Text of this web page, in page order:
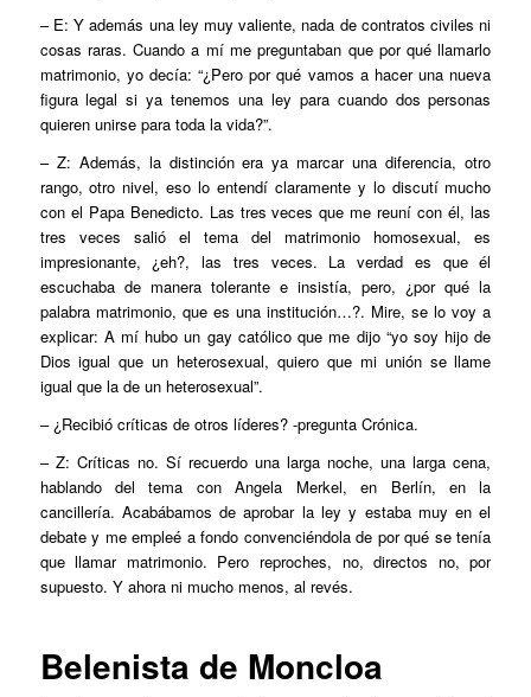
– E: Y además una ley muy valiente, nada de contratos civiles ni
cosas raras. Cuando a mí me preguntaban que por qué llamarlo
matrimonio, yo decía: “¿Pero por qué vamos a hacer una nueva
figura legal si ya tenemos una ley para cuando dos personas
quieren unirse para toda la vida?”.
– Z: Además, la distinción era ya marcar una diferencia, otro
rango, otro nivel, eso lo entendí claramente y lo discutí mucho
con el Papa Benedicto. Las tres veces que me reuní con él, las
tres veces salió el tema del matrimonio homosexual, es
impresionante, ¿eh?, las tres veces. La verdad es que él
escuchaba de manera tolerante e insistía, pero, ¿por qué la
palabra matrimonio, que es una institución…?. Mire, se lo voy a
explicar: A mí hubo un gay católico que me dijo “yo soy hijo de
Dios igual que un heterosexual, quiero que mi unión se llame
igual que la de un heterosexual”.
– ¿Recibió críticas de otros líderes? -pregunta Crónica.
– Z: Críticas no. Sí recuerdo una larga noche, una larga cena,
hablando del tema con Angela Merkel, en Berlín, en la
cancillería. Acabábamos de aprobar la ley y estaba muy en el
debate y me empleé a fondo convenciéndola de por qué se tenía
que llamar matrimonio. Pero reproches, no, directos no, por
supuesto. Y ahora ni mucho menos, al revés.
Belenista de Moncloa